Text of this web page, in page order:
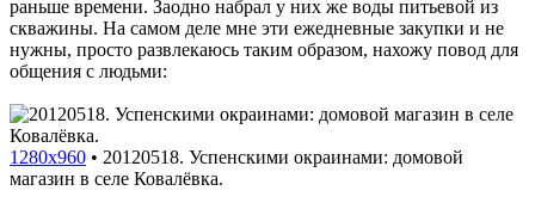
раньше времени. Заодно набрал у них же воды питьевой из
скважины. На самом деле мне эти ежедневные закупки и не
нужны, просто развлекаюсь таким образом, нахожу повод для
общения с людьми:
1280x960 • 20120518. Успенскими окраинами: домовой
магазин в селе Ковалёвка.